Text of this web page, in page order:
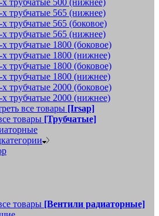
х трубчатые 500 (нижнее)
х трубчатые 565 (нижнее)
х трубчатые 565 (боковое)
х трубчатые 565 (нижнее)
х трубчатые 1800 (боковое)
х трубчатые 1800 (нижнее)
х трубчатые 1800 (боковое)
х трубчатые 1800 (нижнее)
х трубчатые 2000 (боковое)
х трубчатые 2000 (нижнее)
все товары [Irsap]
товары [Трубчатые]
товары [Вентили радиаторные]